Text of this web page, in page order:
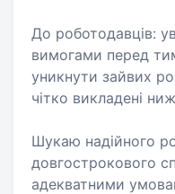
До роботодавців:
вимогами перед
уникнути зайвих
чітко викладені
Шукаю надійного
довгострокового
адекватними